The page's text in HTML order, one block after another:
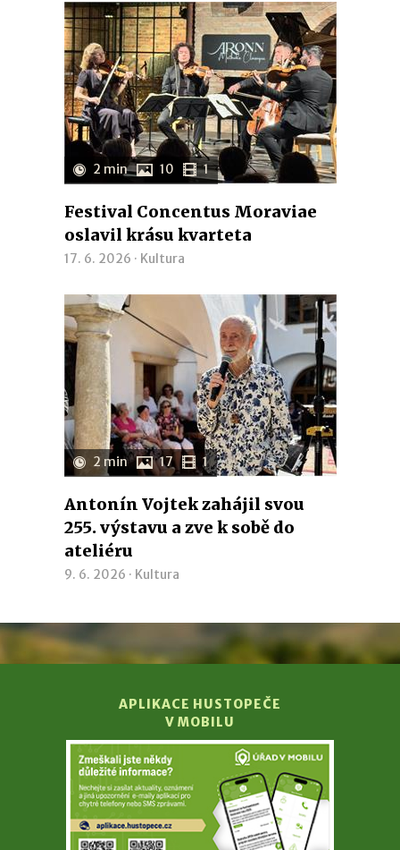
2 min 10 1
Festival Concentus Moraviae
oslavil krásu kvarteta
17. 6. 2026 · Kultura
2 min 17 1
Antonín Vojtek zahájil svou
255. výstavu a zve k sobě do
ateliéru
9. 6. 2026 · Kultura
APLIKACE HUSTOPEČE
V MOBILU